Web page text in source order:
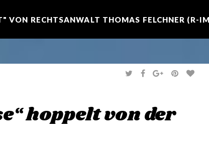
VON RECHTSANWALT THOMAS FELCHNER (R-
T
W
F
A
K
G
O
+
P
I
S
T
hoppelt von der